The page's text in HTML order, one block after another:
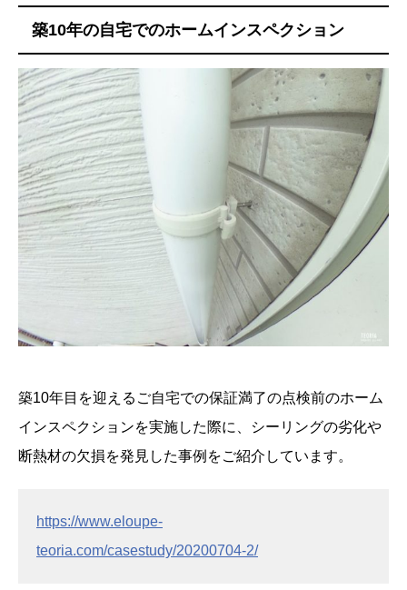
築10年の自宅でのホームインスペクション
築10年目を迎えるご自宅での保証満了の点検前のホーム
インスペクションを実施した際に、シーリングの劣化や
断熱材の欠損を発見した事例をご紹介しています。
https://www.eloupe-
teoria.com/casestudy/20200704-2/